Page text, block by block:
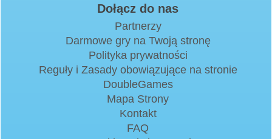
Dołącz do nas
Partnerzy
Darmowe gry na Twoją stronę
Polityka prywatności
Reguły i Zasady obowiązujące na stronie
DoubleGames
Mapa Strony
Kontakt
FAQ